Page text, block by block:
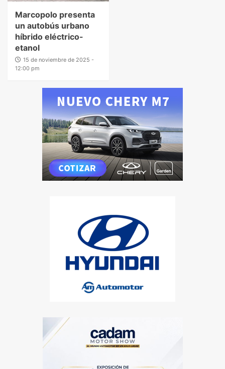
Marcopolo presenta
un autobús urbano
híbrido eléctrico-
etanol
15 de noviembre de 2025 -
12:00 pm